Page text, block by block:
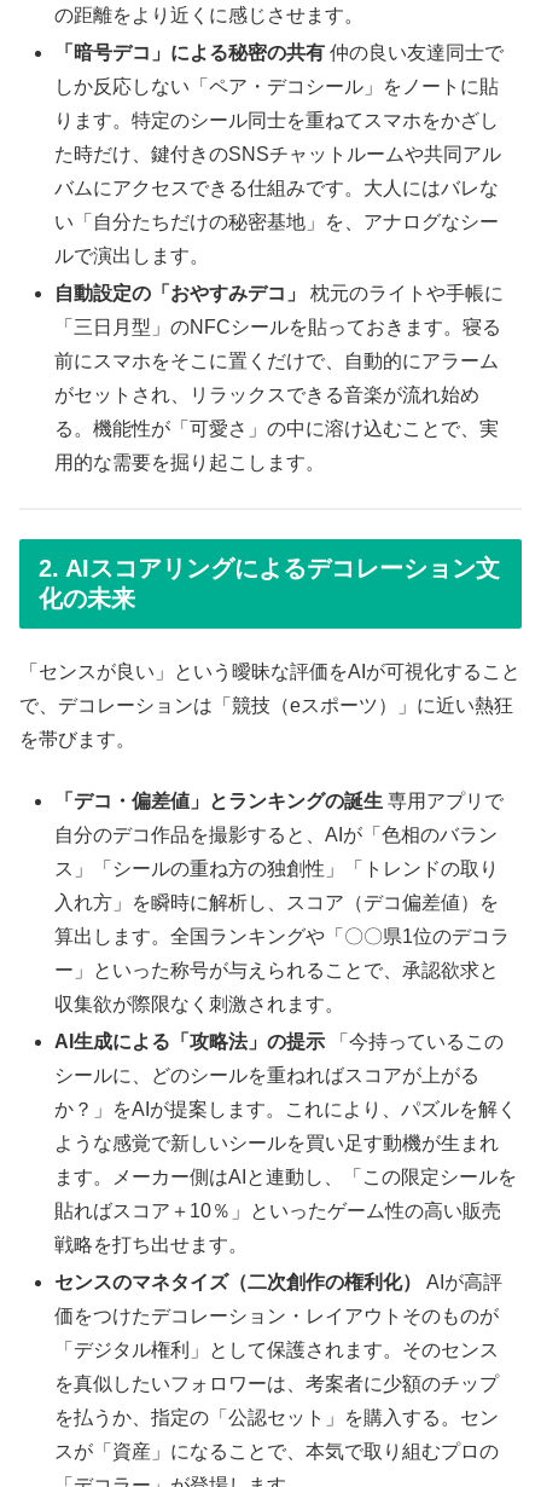
の距離をより近くに感じさせます。
「暗号デコ」による秘密の共有 仲の良い友達同士で
しか反応しない「ペア・デコシール」をノートに貼
ります。特定のシール同士を重ねてスマホをかざし
た時だけ、鍵付きのSNSチャットルームや共同アル
バムにアクセスできる仕組みです。大人にはバレな
い「自分たちだけの秘密基地」を、アナログなシー
ルで演出します。
自動設定の「おやすみデコ」
枕元のライトや手帳に
「三日月型」のNFCシールを貼っておきます。寝る
前にスマホをそこに置くだけで、自動的にアラーム
がセットされ、リラックスできる音楽が流れ始め
る。機能性が「可愛さ」の中に溶け込むことで、実
用的な需要を掘り起こします。
2. AIスコアリングによるデコレーション文
化の未来
「センスが良い」という曖昧な評価をAIが可視化すること
で、デコレーションは「競技（eスポーツ）」に近い熱狂
を帯びます。
「デコ・偏差値」とランキングの誕生 専用アプリで
自分のデコ作品を撮影すると、AIが「色相のバラン
ス」「シールの重ね方の独創性」「トレンドの取り
入れ方」を瞬時に解析し、スコア（デコ偏差値）を
算出します。全国ランキングや「〇〇県1位のデコラ
ー」といった称号が与えられることで、承認欲求と
収集欲が際限なく刺激されます。
AI生成による「攻略法」の提示 「今持っているこの
シールに、どのシールを重ねればスコアが上がる
か？」をAIが提案します。これにより、パズルを解く
ような感覚で新しいシールを買い足す動機が生まれ
ます。メーカー側はAIと連動し、「この限定シールを
貼ればスコア＋10％」といったゲーム性の高い販売
戦略を打ち出せます。
センスのマネタイズ（二次創作の権利化）
AIが高評
価をつけたデコレーション・レイアウトそのものが
「デジタル権利」として保護されます。そのセンス
を真似したいフォロワーは、考案者に少額のチップ
を払うか、指定の「公認セット」を購入する。セン
スが「資産」になることで、本気で取り組むプロの